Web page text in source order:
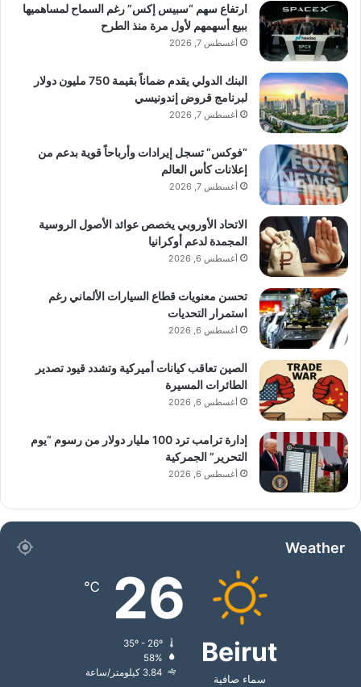
ارتفاع سهم “سبيس إكس” رغم السماح لمساهميها
ببيع أسهمهم لأول مرة منذ الطرح
أغسطس 7, 2026
البنك الدولي يقدم ضماناً بقيمة 750 مليون دولار
لبرنامج قروض إندونيسي
أغسطس 7, 2026
“فوكس” تسجل إيرادات وأرباحاً قوية بدعم من
إعلانات كأس العالم
أغسطس 7, 2026
الاتحاد الأوروبي يخصص عوائد الأصول الروسية
المجمدة لدعم أوكرانيا
أغسطس 6, 2026
تحسن معنويات قطاع السيارات الألماني رغم
استمرار التحديات
أغسطس 6, 2026
الصين تعاقب كيانات أميركية وتشدد قيود تصدير
الطائرات المسيرة
أغسطس 6, 2026
إدارة ترامب ترد 100 مليار دولار من رسوم “يوم
التحرير” الجمركية
أغسطس 6, 2026
Weather
Beirut
سماء صافية
26
℃
58%
3.84 كيلومتر/ساعة